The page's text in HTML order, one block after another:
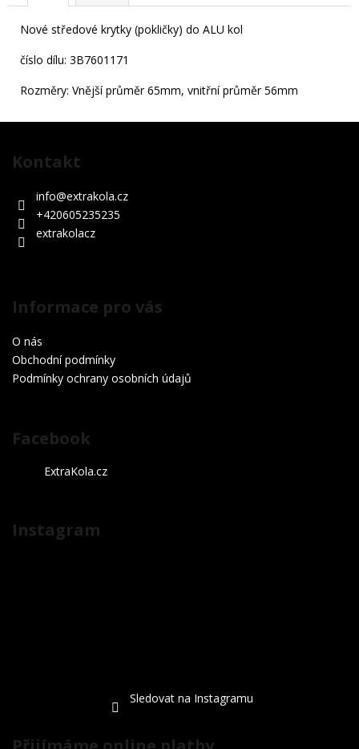
Nové středové krytky (pokličky) do ALU kol
číslo dílu: 3B7601171
Rozměry: Vnější průměr 65mm, vnitřní průměr 56mm
25
500
Kontakt
info@extrakola.cz
+420605235235
extrakolacz
Informace pro vás
O nás
Obchodní podmínky
Podmínky ochrany osobních údajů
Facebook
ExtraKola.cz
Instagram
Sledovat na Instagramu